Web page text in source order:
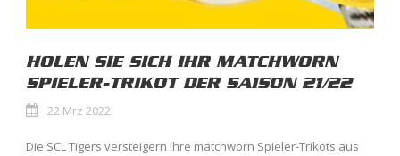
HOLEN SIE SICH IHR MATCHWORN
SPIELER-TRIKOT DER SAISON 21/22
22 Mrz 2022
Die SCL Tigers versteigern ihre matchworn Spieler-Trikots aus